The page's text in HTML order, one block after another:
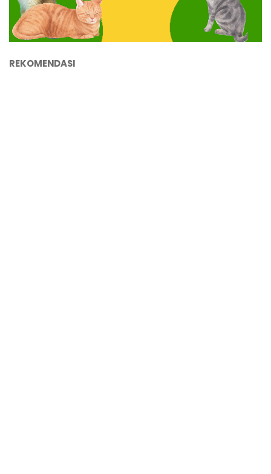
REKOMENDASI